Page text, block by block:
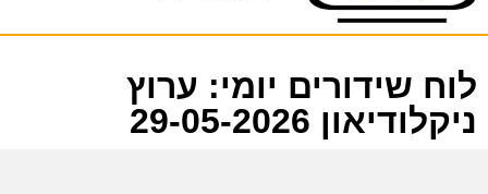
לוח שידורים יומי: ערוץ
ניקלודיאון 29-05-2026